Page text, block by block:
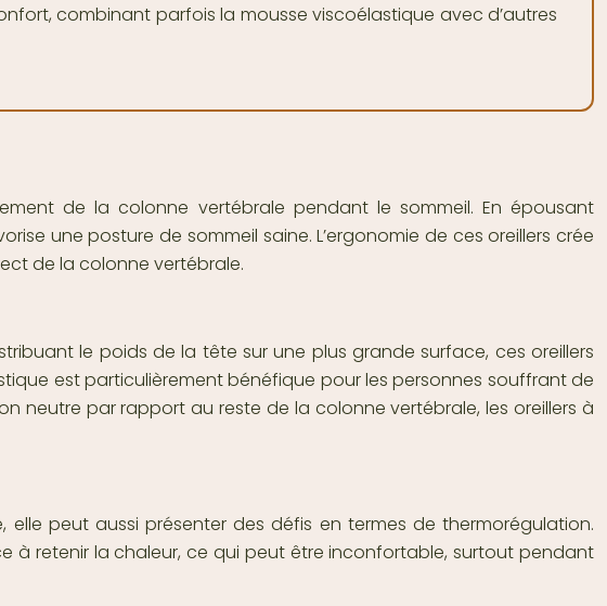
combinant parfois la mousse viscoélastique avec d’autres
de la colonne vertébrale pendant le sommeil. En épousant
une posture de sommeil saine. L’ergonomie de ces oreillers crée
de la colonne vertébrale.
le poids de la tête sur une plus grande surface, ces oreillers
est particulièrement bénéfique pour les personnes souffrant de
neutre par rapport au reste de la colonne vertébrale, les oreillers à
peut aussi présenter des défis en termes de thermorégulation.
à retenir la chaleur, ce qui peut être inconfortable, surtout pendant